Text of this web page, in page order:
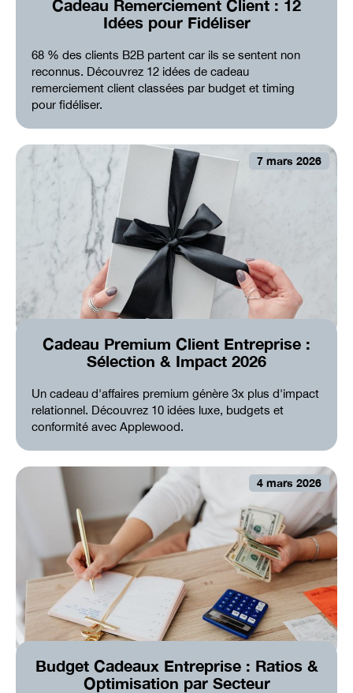
Cadeau Remerciement Client : 12
Idées pour Fidéliser
68 % des clients B2B partent car ils se sentent non
reconnus. Découvrez 12 idées de cadeau
remerciement client classées par budget et timing
pour fidéliser.
7 mars 2026
Cadeau Premium Client Entreprise :
Sélection & Impact 2026
Un cadeau d'affaires premium génère 3x plus d'impact
relationnel. Découvrez 10 idées luxe, budgets et
conformité avec Applewood.
4 mars 2026
Budget Cadeaux Entreprise : Ratios &
Optimisation par Secteur